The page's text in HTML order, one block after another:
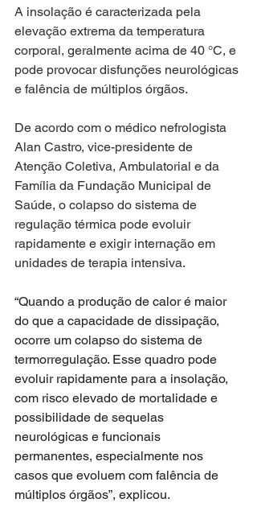
A insolação é caracterizada pela
elevação extrema da temperatura
corporal, geralmente acima de 40 °C, e
pode provocar disfunções neurológicas
e falência de múltiplos órgãos.
De acordo com o médico nefrologista
Alan Castro, vice-presidente de
Atenção Coletiva, Ambulatorial e da
Família da Fundação Municipal de
Saúde, o colapso do sistema de
regulação térmica pode evoluir
rapidamente e exigir internação em
unidades de terapia intensiva.
“Quando a produção de calor é maior
do que a capacidade de dissipação,
ocorre um colapso do sistema de
termorregulação. Esse quadro pode
evoluir rapidamente para a insolação,
com risco elevado de mortalidade e
possibilidade de sequelas
neurológicas e funcionais
permanentes, especialmente nos
casos que evoluem com falência de
múltiplos órgãos”, explicou.